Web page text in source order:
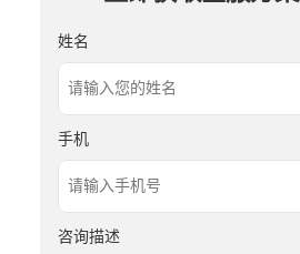
姓名
手机
咨询描述